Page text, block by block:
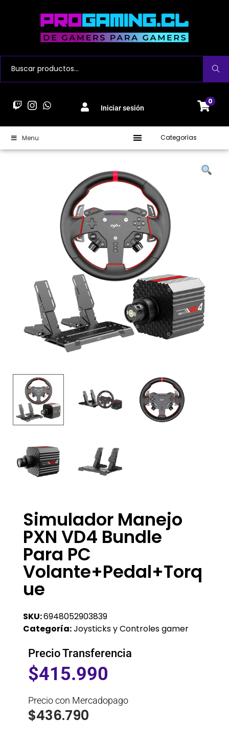
Buscar
Iniciar sesión
0
Menu Categorías
Simulador Manejo
PXN VD4 Bundle
Para PC
Volante+Pedal+Torq
Ue
SKU:6948052903839
Categoría:Joysticks y Controles gamer
Precio Transferencia
$415.990
Precio con Mercadopago
$436.790